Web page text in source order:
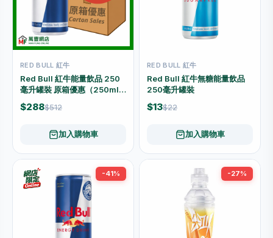
RED BULL 紅牛
Red Bull 紅牛能量飲品 250
毫升罐裝 原箱優惠（250ml x
24罐）
$288$512
加入購物車
RED BULL 紅牛
Red Bull 紅牛無糖能量飲品
250毫升罐裝
$13$22
加入購物車
-41% -27%